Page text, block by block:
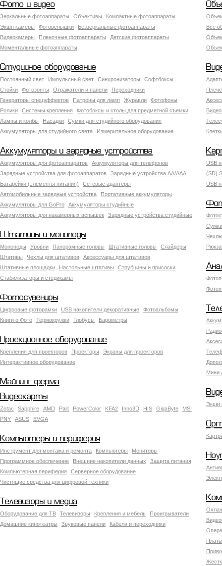
Фото и видео
Зеркальные фотоаппараты Объективы
Компактные фотоаппараты
Экшн камеры
Фотовспышки
Беззеркальные фотоаппараты
Видеокамеры
Пленочные фотоаппараты
Детские фотоаппараты
Моментальные фотоаппараты
Все
Студийное оборудование
Постоянный свет Импульсный свет Синхронизаторы
Софтбоксы
Стойки
Фотозонты Отражатели и панели
Переходники
Генераторы спецэффектов
Патроны для ламп Журавли
Фотофоны
Ролики
Системы крепления
Фотобоксы и столы для предметной съемки
Лампы и колбы
Насадки
Сумки для студийного оборудования
Аккумуляторы для студийного света
Измерительное оборудование
Аккумуляторы и зарядные устройства
Аккумуляторы для фотоаппаратов
Аккумуляторы для телефонов
Зарядные устройства для фотоаппаратов
Зарядные устройства AA/AAA
Батарейки (элементы питания)
Сетевые адаптеры
Автомобильные зарядные устройства
Портативные аккумуляторы
Аккумуляторы для GoPro
Аккумуляторы студийные
Аккумуляторы для накамерных вспышек
Зарядные устройства студийные
USB
(SD)
USB
Штативы и моноподы
Моноподы Уровни Панорамные головы Штативные головы
Слайдеры
Штативы
Чехлы для штативов
Аксессуары для штативов
Штативные площадки
Настольные штативы
Струбцины и присоски
Стабилизаторы и стедикамы
Фотосувениры
Цифровые фоторамки USB накопители декоративные
Фотоальбомы
Книги о Фото
Термокружки Глобусы Барометры
Мини
Проекционное оборудование
Крепления для проекторов Проекторы
Экраны для проекторов
Интерактивное оборудование
Майнинг ферма
Экшн
Видеокарты
Zotac Sapphire AMD Palit PowerColor KFA2 Inno3D HIS GigaByte
MSI
PNY
ASUS EVGA
Компьютеры и периферия
Инструмент для монтажа и ремонта Компьютеры
Мониторы
Программное обеспечение
Внешние накопители данных
Защита питания
Компьютерная периферия
Серверное оборудование
Чистящие средства для цифровой техники
Телевизоры и медиа
Оборудование для ТВ Телевизоры Крепления и мебель
Проигрыватели
Домашние кинотеатры
Звуковые панели Кабели и переходники